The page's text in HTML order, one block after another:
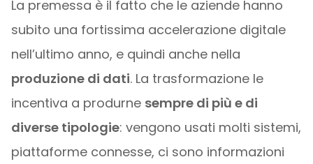
La premessa è il fatto che le aziende hanno
subito una fortissima accelerazione digitale
nell’ultimo anno, e quindi anche nella
produzione di dati. La trasformazione le
incentiva a produrne sempre di più e di
diverse tipologie: vengono usati molti sistemi,
piattaforme connesse, ci sono informazioni